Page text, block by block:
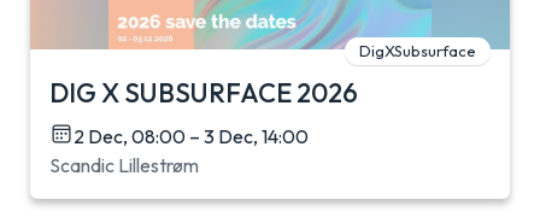
DigXSubsurface
DIG X SUBSURFACE 2026
2 Dec, 08:00 – 3 Dec, 14:00
Scandic Lillestrøm